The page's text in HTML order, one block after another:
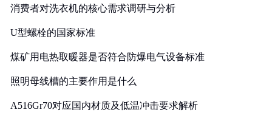
消费者对洗衣机的核心需求调研与分析
U型螺栓的国家标准
煤矿用电热取暖器是否符合防爆电气设备标准
照明母线槽的主要作用是什么
A516Gr70对应国内材质及低温冲击要求解析